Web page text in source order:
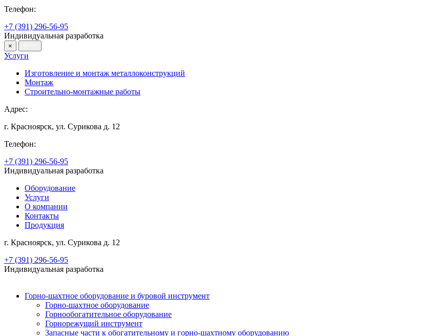
Телефон:
+7 (391) 296-56-95
Индивидуальная разработка
×
Услуги
Изготовление и монтаж металлоконструкций
Монтаж
Строительно-монтажные работы
Адрес:
г. Красноярск, ул. Сурикова д. 12
Телефон:
+7 (391) 296-56-95
Индивидуальная разработка
Оборудование
Услуги
О компании
Контакты
Продукция
г. Красноярск, ул. Сурикова д. 12
+7 (391) 296-56-95
Индивидуальная разработка
Горно-шахтное оборудование и буровой инструмент
Горно-шахтное оборудование
Горнообогатительное оборудование
Горнорежущий инструмент
Запасные части к обогатительному и горно-шахтному оборудованию